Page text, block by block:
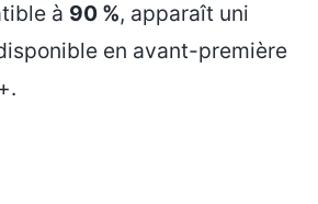
à 90 %, apparaît uni
en avant-première